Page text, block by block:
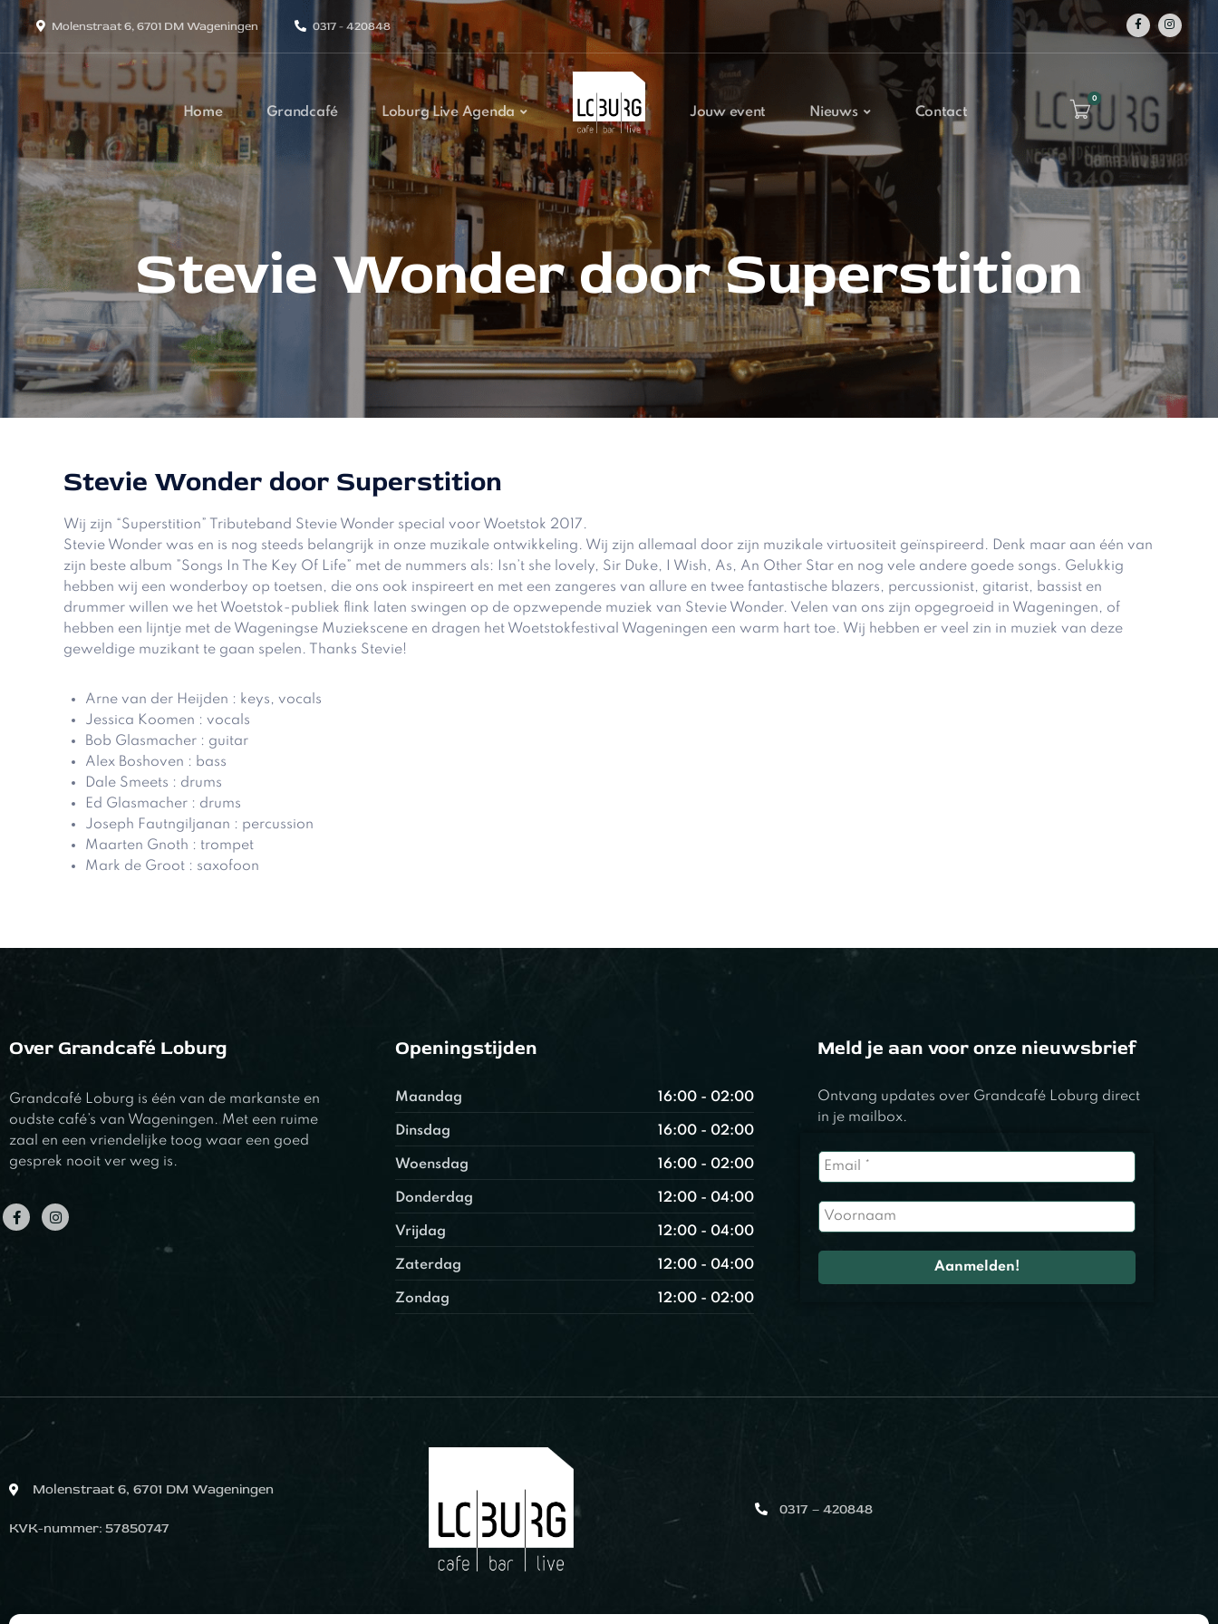
Molenstraat 6, 6701 DM Wageningen 0317 - 420848
Home Grandcafé Loburg Live Agenda Jouw event Nieuws Contact
0
Stevie Wonder door Superstition
Stevie Wonder door Superstition
Wij zijn “Superstition” Tributeband Stevie Wonder special voor Woetstok 2017.
Stevie Wonder was en is nog steeds belangrijk in onze muzikale ontwikkeling. Wij zijn allemaal door zijn muzikale virtuositeit geïnspireerd. Denk maar aan één van
zijn beste album ”Songs In The Key Of Life” met de nummers als: Isn’t she lovely, Sir Duke, I Wish, As, An Other Star en nog vele andere goede songs. Gelukkig
hebben wij een wonderboy op toetsen, die ons ook inspireert en met een zangeres van allure en twee fantastische blazers, percussionist, gitarist, bassist en
drummer willen we het Woetstok-publiek flink laten swingen op de opzwepende muziek van Stevie Wonder. Velen van ons zijn opgegroeid in Wageningen, of
hebben een lijntje met de Wageningse Muziekscene en dragen het Woetstokfestival Wageningen een warm hart toe. Wij hebben er veel zin in muziek van deze
geweldige muzikant te gaan spelen. Thanks Stevie!
Arne van der Heijden : keys, vocals
Jessica Koomen : vocals
Bob Glasmacher : guitar
Alex Boshoven : bass
Dale Smeets : drums
Ed Glasmacher : drums
Joseph Fautngiljanan : percussion
Maarten Gnoth : trompet
Mark de Groot : saxofoon
Over Grandcafé Loburg
Grandcafé Loburg is één van de markanste en
oudste café’s van Wageningen. Met een ruime
zaal en een vriendelijke toog waar een goed
gesprek nooit ver weg is.
Openingstijden
Maandag 16:00 - 02:00
Dinsdag 16:00 - 02:00
Woensdag 16:00 - 02:00
Donderdag 12:00 - 04:00
Vrijdag 12:00 - 04:00
Zaterdag 12:00 - 04:00
Zondag 12:00 - 02:00
Meld je aan voor onze nieuwsbrief
Ontvang updates over Grandcafé Loburg direct
in je mailbox.
Molenstraat 6, 6701 DM Wageningen
KVK-nummer: 57850747
0317 – 420848